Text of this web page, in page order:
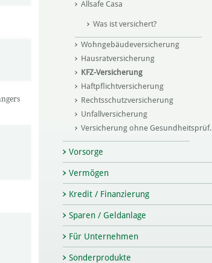
Allsafe Casa
Was ist versichert?
Wohngebäudeversicherung
Hausratversicherung
KFZ-Versicherung
Haftpflichtversicherung
Rechtsschutzversicherung
Unfallversicherung
Versicherung ohne Gesundheitsprüf.
Vorsorge
Vermögen
Kredit / Finanzierung
Sparen / Geldanlage
Für Unternehmen
Sonderprodukte